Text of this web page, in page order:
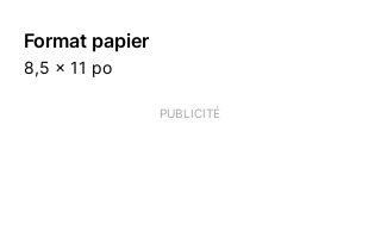
Format papier
8,5 x 11 po
PUBLICITÉ